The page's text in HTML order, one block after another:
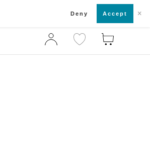
店舗一覧・来店予約
Deny Accept ×